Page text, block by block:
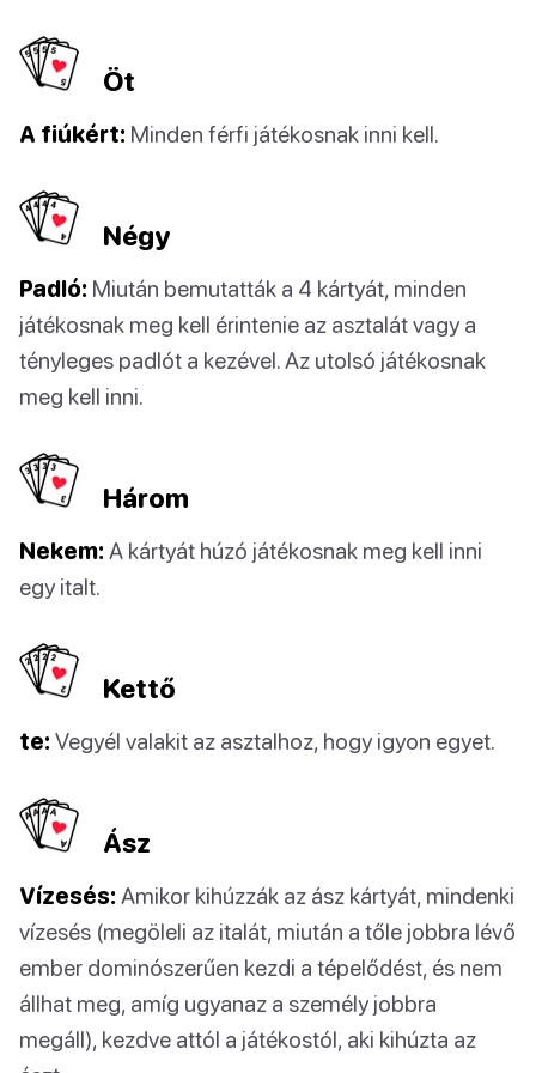
Öt
A fiúkért: Minden férfi játékosnak inni kell.
Négy
Padló: Miután bemutatták a 4 kártyát, minden
játékosnak meg kell érintenie az asztalát vagy a
tényleges padlót a kezével. Az utolsó játékosnak
meg kell inni.
Három
Nekem: A kártyát húzó játékosnak meg kell inni
egy italt.
Kettő
te: Vegyél valakit az asztalhoz, hogy igyon egyet.
Ász
Vízesés: Amikor kihúzzák az ász kártyát, mindenki
vízesés (megöleli az italát, miután a tőle jobbra lévő
ember dominószerűen kezdi a tépelődést, és nem
állhat meg, amíg ugyanaz a személy jobbra
megáll), kezdve attól a játékostól, aki kihúzta az